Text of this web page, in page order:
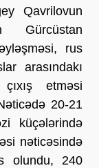
Qavrilovun
Gürcüstan
rus
arasındakı
etməsi
20-21
küçələrində
nəticəsində
olundu, 240